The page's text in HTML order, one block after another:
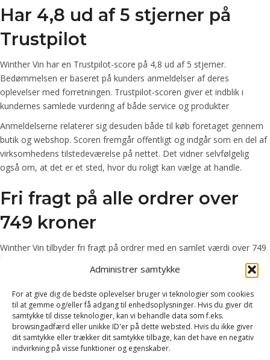
Administrer samtykke
For at give dig de bedste oplevelser bruger vi teknologier som cookies
til at gemme og/eller få adgang til enhedsoplysninger. Hvis du giver dit
samtykke til disse teknologier, kan vi behandle data som f.eks.
browsingadfærd eller unikke ID'er på dette websted. Hvis du ikke giver
dit samtykke eller trækker dit samtykke tilbage, kan det have en negativ
indvirkning på visse funktioner og egenskaber.
Har 4,8 ud af 5 stjerner på
Trustpilot
Winther Vin har en Trustpilot-score på 4,8 ud af 5 stjerner.
Bedømmelsen er baseret på kunders anmeldelser af deres
oplevelser med forretningen. Trustpilot-scoren giver et indblik i
kundernes samlede vurdering af både service og produkter
Anmeldelserne relaterer sig desuden både til køb foretaget gennem
butik og webshop. Scoren fremgår offentligt og indgår som en del af
virksomhedens tilstedeværelse på nettet. Det vidner selvfølgelig
også om, at det er et sted, hvor du roligt kan vælge at handle.
Fri fragt på alle ordrer over
749 kroner
Winther Vin tilbyder fri fragt på ordrer med en samlet værdi over 749
kroner. Ordningen gælder ved køb via webshoppen, hvilket naturligvis
gør sig gældende på tværs af sortimentet. Betingelserne fremgår
desuden altid i forbindelse med bestilling og checkout.
Ved ordrer under beløbsgrænsen gælder de almindelige fragtvilkår.
Fri fragt er derfor kun muligt at opnå, hvis du rent faktisk køber for
mere end 749 kroner. Har du planer om at købe et par kasser vin,
kommer du dog hurtig til at nå op over denne grænse.